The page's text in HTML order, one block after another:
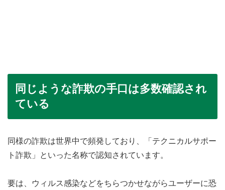
同じような詐欺の手口は多数確認され
ている
同様の詐欺は世界中で頻発しており、「テクニカルサポー
ト詐欺」といった名称で認知されています。
要は、ウィルス感染などをちらつかせながらユーザーに恐